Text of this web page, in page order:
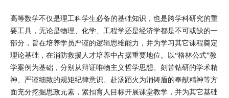
高等数学不仅是理工科学生必备的基础知识，也是跨学科研究的重
要工具，无论是物理、化学、工程学还是经济学都是不可或缺的一
部分，旨在培养学员严谨的逻辑思维能力，并为学习其它课程奠定
理论基础，在消防救援人才培养中占据重要地位。以“格林公式”教
学案例为基础，分别从辩证唯物主义哲学思想、刻苦钻研的学术精
神、严谨细致的规矩纪律意识、赴汤蹈火为消铸盾的奉献精神等方
面充分挖掘思政元素，紧扣育人目标开展课堂教学，并为其它基础